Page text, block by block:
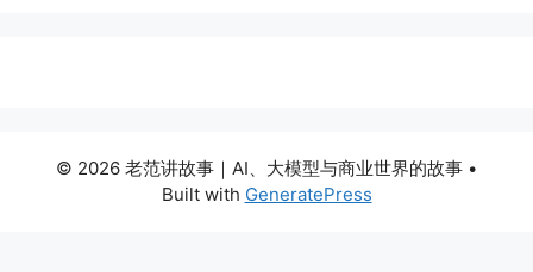
© 2026 老范讲故事｜AI、大模型与商业世界的故事 •
Built with GeneratePress